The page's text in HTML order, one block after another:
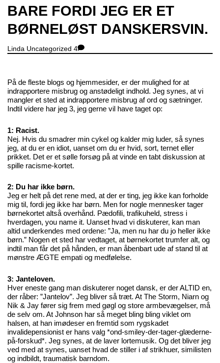
Close
Menu
BARE FORDI JEG ER ET
BØRNELØST DANSKERSVIN.
Linda Uncategorized 4
På de fleste blogs og hjemmesider, er der mulighed for at
indrapportere misbrug og anstødeligt indhold. Jeg synes, at vi
mangler et sted at indrapportere misbrug af ord og sætninger.
Indtil videre har jeg 3, jeg gerne vil have taget op:
1: Racist.
Nej. Hvis du smadrer min cykel og kalder mig luder, så synes
jeg, at du er en idiot, uanset om du er hvid, sort, ternet eller
prikket. Det er et sølle forsøg på at vinde en tabt diskussion at
spille racisme-kortet.
2: Du har ikke børn.
Jeg er helt på det rene med, at der er ting, jeg ikke kan forholde
mig til, fordi jeg ikke har børn. Men for nogle mennesker tager
børnekortet altså overhånd. Pædofili, trafikuheld, stress i
hverdagen, you name it. Uanset hvad vi diskuterer, kan man
altid underkendes med ordene: ”Ja, men nu har du jo heller ikke
børn.” Nogen et sted har vedtaget, at børnekortet trumfer alt, og
indtil man får det på hånden, er man åbenbart ude af stand til at
mønstre ÆGTE empati og medfølelse.
3: Janteloven.
Hver eneste gang man diskuterer noget dansk, er der ALTID en,
der råber: ”Jantelov”. Jeg bliver så træt. At The Storm, Niarn og
Nik & Jay fører sig frem med gøgl og store armbevægelser, må
de selv om. At Johnson har så meget bling bling viklet om
halsen, at han imødeser en fremtid som rygskadet
invalidepensionist er hans valg *ond-smiley-der-tager-glæderne-
på-forskud*. Jeg synes, at de laver lortemusik. Og det bliver jeg
ved med at synes, uanset hvad de stiller i af strikhuer, similisten
og indbildt, traumatisk barndom.